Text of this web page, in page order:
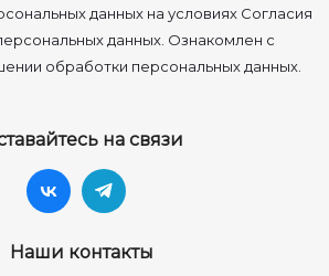
данных на условиях Согласия
данных. Ознакомлен с
обработки персональных данных.
на связи
Наши контакты